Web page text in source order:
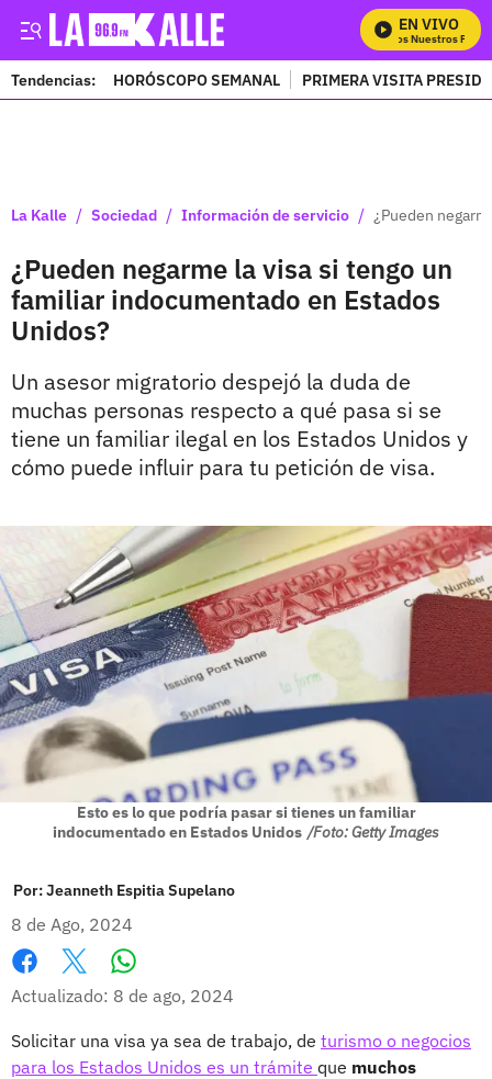
EN VIVO
Mira Todos Nuestros
Tendencias: HORÓSCOPO SEMANAL PRIMERA VISITA
La Kalle / Sociedad / Información de servicio / ¿Pueden
¿Pueden negarme la visa si tengo un
familiar indocumentado en Estados
Unidos?
Un asesor migratorio despejó la duda de
muchas personas respecto a qué pasa si se
tiene un familiar ilegal en los Estados Unidos y
cómo puede influir para tu petición de visa.
Esto es lo que podría pasar si tienes un familiar
indocumentado en Estados Unidos /Foto: Getty Images
Por:Jeanneth Espitia Supelano
8 de Ago, 2024
Facebook
X
Actualizado: 8 de ago, 2024
Solicitar una visa ya sea de trabajo, de turismo o negocios
para los Estados Unidos es un trámite que muchos